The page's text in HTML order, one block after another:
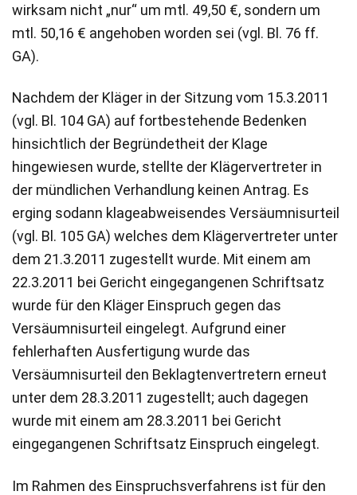
wirksam nicht „nur“ um mtl. 49,50 €, sondern um
mtl. 50,16 € angehoben worden sei (vgl. Bl. 76 ff.
GA).
Nachdem der Kläger in der Sitzung vom 15.3.2011
(vgl. Bl. 104 GA) auf fortbestehende Bedenken
hinsichtlich der Begründetheit der Klage
hingewiesen wurde, stellte der Klägervertreter in
der mündlichen Verhandlung keinen Antrag. Es
erging sodann klageabweisendes Versäumnisurteil
(vgl. Bl. 105 GA) welches dem Klägervertreter unter
dem 21.3.2011 zugestellt wurde. Mit einem am
22.3.2011 bei Gericht eingegangenen Schriftsatz
wurde für den Kläger Einspruch gegen das
Versäumnisurteil eingelegt. Aufgrund einer
fehlerhaften Ausfertigung wurde das
Versäumnisurteil den Beklagtenvertretern erneut
unter dem 28.3.2011 zugestellt; auch dagegen
wurde mit einem am 28.3.2011 bei Gericht
eingegangenen Schriftsatz Einspruch eingelegt.
Im Rahmen des Einspruchsverfahrens ist für den